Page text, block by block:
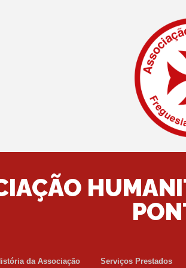
da Associação Serviços Prestados